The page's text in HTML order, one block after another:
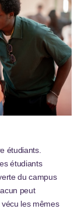
étudiants.
étudiants
du campus
peut
vécu les mêmes